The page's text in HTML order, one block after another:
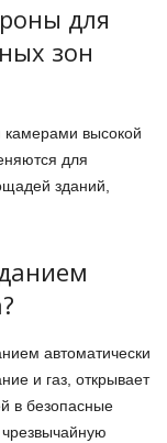
для
зон
высокой
для
зданий,
автоматически
и газ, открывает
в безопасные